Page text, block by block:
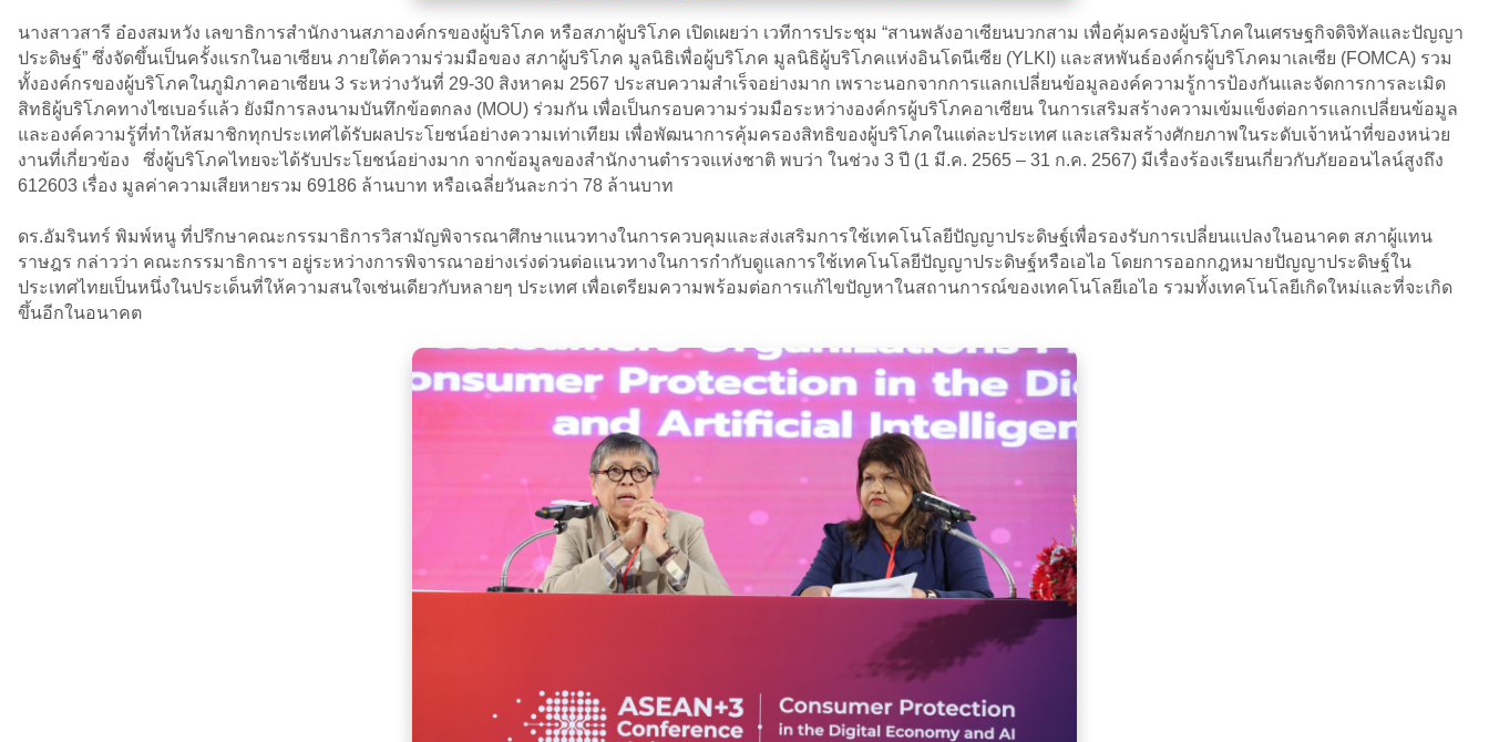
นางสาวสารี อ๋องสมหวัง เลขาธิการสำนักงานสภาองค์กรของผู้บริโภค หรือสภาผู้บริโภค เปิดเผยว่า เวทีการประชุม “สานพลังอาเซียนบวกสาม เพื่อคุ้มครองผู้บริโภคในเศรษฐกิจดิจิทัลและปัญญา
ประดิษฐ์” ซึ่งจัดขึ้นเป็นครั้งแรกในอาเซียน ภายใต้ความร่วมมือของ สภาผู้บริโภค มูลนิธิเพื่อผู้บริโภค มูลนิธิผู้บริโภคแห่งอินโดนีเซีย (YLKI) และสหพันธ์องค์กรผู้บริโภคมาเลเซีย (FOMCA) รวม
ทั้งองค์กรของผู้บริโภคในภูมิภาคอาเซียน 3 ระหว่างวันที่ 29-30 สิงหาคม 2567 ประสบความสำเร็จอย่างมาก เพราะนอกจากการแลกเปลี่ยนข้อมูลองค์ความรู้การป้องกันและจัดการการละเมิด
สิทธิผู้บริโภคทางไซเบอร์แล้ว ยังมีการลงนามบันทึกข้อตกลง (MOU) ร่วมกัน เพื่อเป็นกรอบความร่วมมือระหว่างองค์กรผู้บริโภคอาเซียน ในการเสริมสร้างความเข้มแข็งต่อการแลกเปลี่ยนข้อมูล
และองค์ความรู้ที่ทำให้สมาชิกทุกประเทศได้รับผลประโยชน์อย่างความเท่าเทียม เพื่อพัฒนาการคุ้มครองสิทธิของผู้บริโภคในแต่ละประเทศ และเสริมสร้างศักยภาพในระดับเจ้าหน้าที่ของหน่วย
งานที่เกี่ยวข้อง ซึ่งผู้บริโภคไทยจะได้รับประโยชน์อย่างมาก จากข้อมูลของสำนักงานตำรวจแห่งชาติ พบว่า ในช่วง 3 ปี (1 มี.ค. 2565 – 31 ก.ค. 2567) มีเรื่องร้องเรียนเกี่ยวกับภัยออนไลน์สูงถึง
612603 เรื่อง มูลค่าความเสียหายรวม 69186 ล้านบาท หรือเฉลี่ยวันละกว่า 78 ล้านบาท
ดร.อัมรินทร์ พิมพ์หนู ที่ปรึกษาคณะกรรมาธิการวิสามัญพิจารณาศึกษาแนวทางในการควบคุมและส่งเสริมการใช้เทคโนโลยีปัญญาประดิษฐ์เพื่อรองรับการเปลี่ยนแปลงในอนาคต สภาผู้แทน
ราษฎร กล่าวว่า คณะกรรมาธิการฯ อยู่ระหว่างการพิจารณาอย่างเร่งด่วนต่อแนวทางในการกำกับดูแลการใช้เทคโนโลยีปัญญาประดิษฐ์หรือเอไอ โดยการออกกฎหมายปัญญาประดิษฐ์ใน
ประเทศไทยเป็นหนึ่งในประเด็นที่ให้ความสนใจเช่นเดียวกับหลายๆ ประเทศ เพื่อเตรียมความพร้อมต่อการแก้ไขปัญหาในสถานการณ์ของเทคโนโลยีเอไอ รวมทั้งเทคโนโลยีเกิดใหม่และที่จะเกิด
ขึ้นอีกในอนาคต